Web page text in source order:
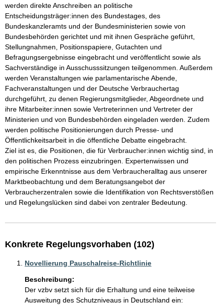
werden direkte Anschreiben an politische
Entscheidungsträger:innen des Bundestages, des
Bundeskanzleramts und der Bundesministerien sowie von
Bundesbehörden gerichtet und mit ihnen Gespräche geführt,
Stellungnahmen, Positionspapiere, Gutachten und
Befragungsergebnisse eingebracht und veröffentlicht sowie als
Sachverständige in Ausschusssitzungen teilgenommen. Außerdem
werden Veranstaltungen wie parlamentarische Abende,
Fachveranstaltungen und der Deutsche Verbrauchertag
durchgeführt, zu denen Regierungsmitglieder, Abgeordnete und
ihre Mitarbeiter:innen sowie Vertreterinnen und Vertreter der
Ministerien und von Bundesbehörden eingeladen werden. Zudem
werden politische Positionierungen durch Presse- und
Öffentlichkeitsarbeit in die öffentliche Debatte eingebracht.
Ziel ist es, die Positionen, die für Verbraucher:innen wichtig sind, in
den politischen Prozess einzubringen. Expertenwissen und
empirische Erkenntnisse aus dem Verbraucheralltag aus unserer
Marktbeobachtung und dem Beratungsangebot der
Verbraucherzentralen sowie die Identifikation von Rechtsverstößen
und Regelungslücken sind dabei von zentraler Bedeutung.
Konkrete Regelungsvorhaben (102)
Novellierung Pauschalreise-Richtlinie
Beschreibung:
Der vzbv setzt sich für die Erhaltung und eine teilweise
Ausweitung des Schutzniveaus in Deutschland ein: